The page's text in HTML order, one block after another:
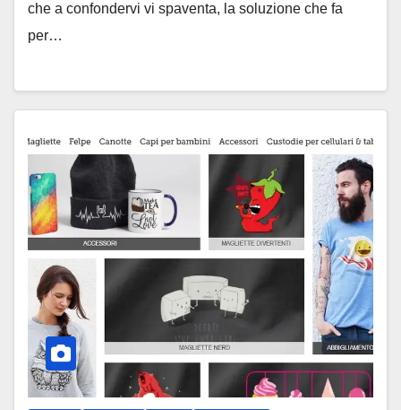
che a confondervi vi spaventa, la soluzione che fa
per…